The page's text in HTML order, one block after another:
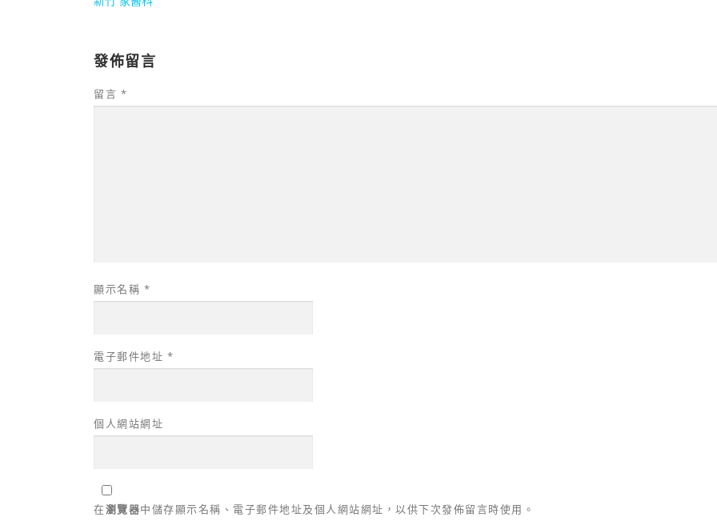
發佈留言
留言 *
顯示名稱 *
電子郵件地址 *
個人網站網址
在瀏覽器中儲存顯示名稱、電子郵件地址及個人網站網址，以供下次發佈留言時使用。